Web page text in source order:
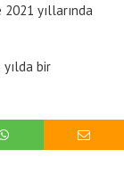
2021 yıllarında
bir